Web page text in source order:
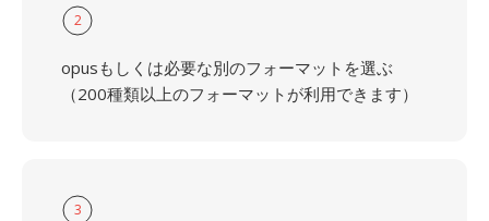
2
opusもしくは必要な別のフォーマットを選ぶ
（200種類以上のフォーマットが利用できます）
3